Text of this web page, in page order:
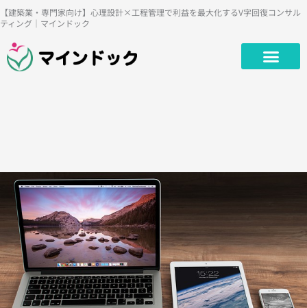
内
容
を
ス
【建築業・専門家向け】心理設計×工程管理で利益を最大化するV字回復コンサル
ティング｜マインドック